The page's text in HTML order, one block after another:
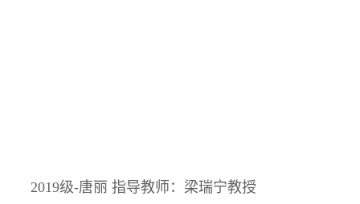
2019级-唐丽 指导教师：梁瑞宁教授